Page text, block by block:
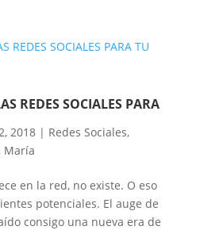
REDES SOCIALES PARA
2018| Redes Sociales,
María
en la red, no existe. O eso
potenciales. El auge de
consigo una nueva era de